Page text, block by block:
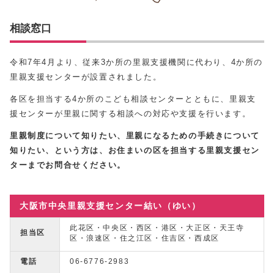
相談窓口
令和7年4月より、従来3か所の里親支援機関に代わり、4か所の
里親支援センターが設置されました。
各区を担当する4か所のこども相談センターとともに、里親支
援センターが里親に関する相談への対応や支援を行います。
里親制度について知りたい、里親になるための手続きについて
知りたい、という方は、お住まいの区を担当する里親支援セン
ターまでお問合せください。
大阪市中央里親支援センター結い（ゆい）
担当区
此花区・中央区・西区・港区・大正区・天王寺
区・浪速区・住之江区・住吉区・西成区
電話 06-6776-2983